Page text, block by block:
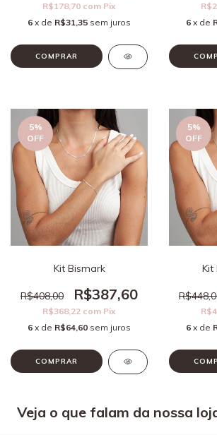
R$178,70 com Pix
6 x de R$31,35 sem juros
6 x de
5%
OFF
Kit Bismark
R$408,00 R$387,60
R$368,22 com Pix
6 x de R$64,60 sem juros
5%
OFF
Kit
6 x de
Veja o que falam da nossa